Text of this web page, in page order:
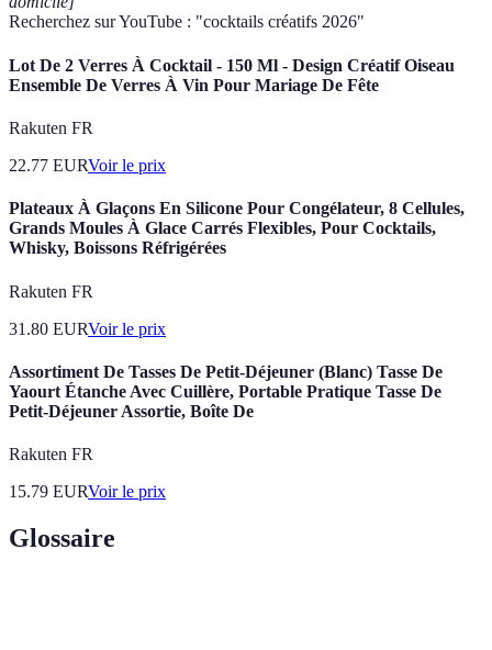
Recherchez sur YouTube : "cocktails créatifs 2026"
Lot De 2 Verres À Cocktail - 150 Ml - Design Créatif Oiseau
Ensemble De Verres À Vin Pour Mariage De Fête
Rakuten FR
22.77 EURVoir le prix
Plateaux À Glaçons En Silicone Pour Congélateur, 8 Cellules,
Grands Moules À Glace Carrés Flexibles, Pour Cocktails,
Whisky, Boissons Réfrigérées
Rakuten FR
31.80 EURVoir le prix
Assortiment De Tasses De Petit-Déjeuner (Blanc) Tasse De
Yaourt Étanche Avec Cuillère, Portable Pratique Tasse De
Petit-Déjeuner Assortie, Boîte De
Rakuten FR
15.79 EURVoir le prix
Glossaire